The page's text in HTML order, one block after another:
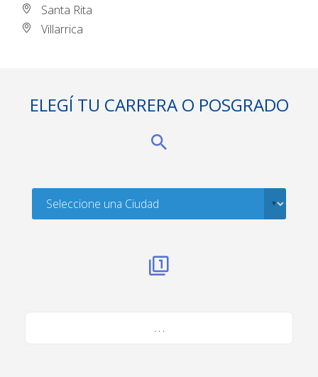
Santa Rita
Villarrica
ELEGÍ TU CARRERA O POSGRADO
. . .